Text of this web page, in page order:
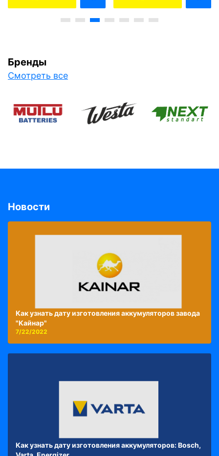
Бренды
Смотреть все
Новости
Как узнать дату изготовления аккумуляторов завода
"Кайнар"
7/22/2022
Как узнать дату изготовления аккумуляторов: Bosch,